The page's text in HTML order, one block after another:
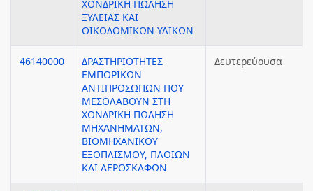
ΧΟΝΔΡΙΚΗ ΠΩΛΗΣΗ
ΞΥΛΕΙΑΣ ΚΑΙ
ΟΙΚΟΔΟΜΙΚΩΝ ΥΛΙΚΩΝ
46140000
ΔΡΑΣΤΗΡΙΟΤΗΤΕΣ
ΕΜΠΟΡΙΚΩΝ
ΑΝΤΙΠΡΟΣΩΠΩΝ ΠΟΥ
ΜΕΣΟΛΑΒΟΥΝ ΣΤΗ
ΧΟΝΔΡΙΚΗ ΠΩΛΗΣΗ
ΜΗΧΑΝΗΜΑΤΩΝ,
ΒΙΟΜΗΧΑΝΙΚΟΥ
ΕΞΟΠΛΙΣΜΟΥ, ΠΛΟΙΩΝ
ΚΑΙ ΑΕΡΟΣΚΑΦΩΝ
Δευτερεύουσα